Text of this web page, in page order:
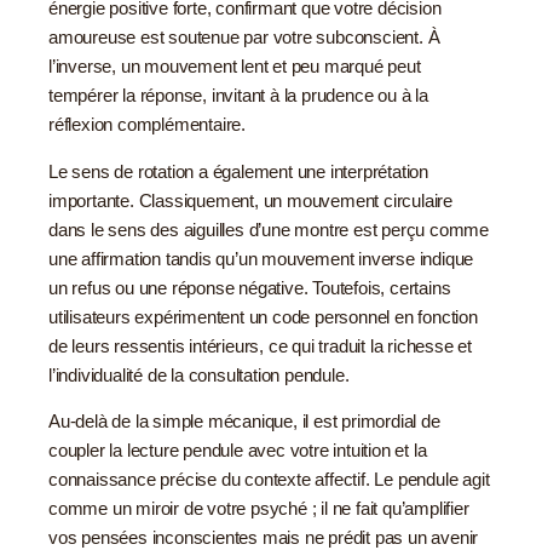
énergie positive forte, confirmant que votre décision
amoureuse est soutenue par votre subconscient. À
l’inverse, un mouvement lent et peu marqué peut
tempérer la réponse, invitant à la prudence ou à la
réflexion complémentaire.
Le sens de rotation a également une interprétation
importante. Classiquement, un mouvement circulaire
dans le sens des aiguilles d’une montre est perçu comme
une affirmation tandis qu’un mouvement inverse indique
un refus ou une réponse négative. Toutefois, certains
utilisateurs expérimentent un code personnel en fonction
de leurs ressentis intérieurs, ce qui traduit la richesse et
l’individualité de la consultation pendule.
Au-delà de la simple mécanique, il est primordial de
coupler la lecture pendule avec votre intuition et la
connaissance précise du contexte affectif. Le pendule agit
comme un miroir de votre psyché ; il ne fait qu’amplifier
vos pensées inconscientes mais ne prédit pas un avenir